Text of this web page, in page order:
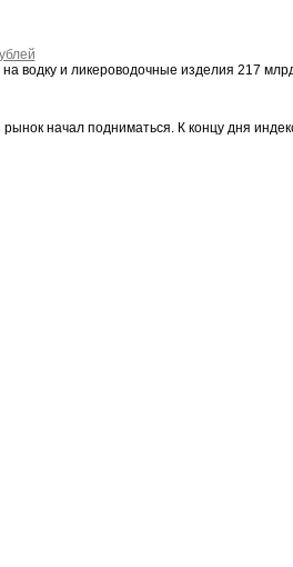
водку и ликероводочные изделия 217
начал подниматься. К концу дня